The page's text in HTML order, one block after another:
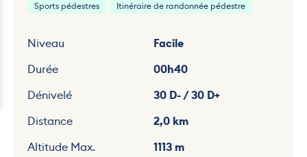
Sports pédestres Itinéraire de randonnée pédestre
Niveau
Facile
Durée
00h40
Dénivelé
30 D- / 30 D+
Distance
2,0 km
Altitude Max.
1113 m